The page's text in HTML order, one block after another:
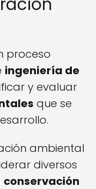
proceso
ingeniería de
y evaluar
que se
ambiental
diversos
conservación